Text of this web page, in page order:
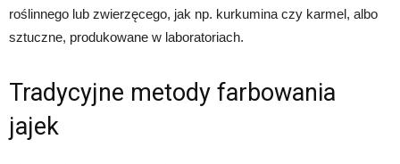
roślinnego lub zwierzęcego, jak np. kurkumina czy karmel, albo
sztuczne, produkowane w laboratoriach.
Tradycyjne metody farbowania
jajek